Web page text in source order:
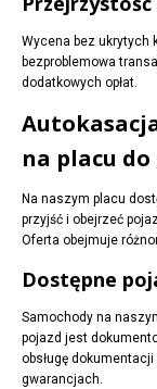
Wycena bez ukrytych
bezproblemowa
dodatkowych opłat.
na placu do
Na naszym placu
przyjść i obejrzeć
Oferta obejmuje
Dostępne
Samochody na
pojazd jest
obsługę
gwarancjach.